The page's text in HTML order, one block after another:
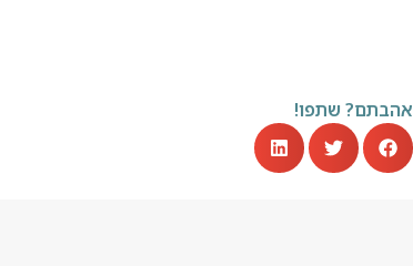
אהבתם? שתפו!